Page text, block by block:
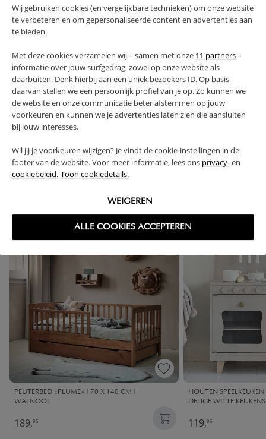
Wij gebruiken cookies (en vergelijkbare technieken) om onze website
te verbeteren en om gepersonaliseerde content en advertenties aan
te bieden.
Met deze cookies verzamelen wij – samen met onze 11 partners–
informatie over jouw surfgedrag, zowel op onze website als
daarbuiten. Denk hierbij aan een uniek bezoekers ID. Op basis
daarvan stellen we een persoonlijk profiel van je op. Zo kunnen we
de website en onze communicatie beter afstemmen op jouw
voorkeuren en kunnen we je advertenties laten zien die aansluiten
bij jouw interesses.
Wil jij je voorkeuren wijzigen? Je vindt de cookie-instellingen in de
footer van de website. Voor meer informatie, lees ons privacy-en
cookiebeleid. Toon cookiedetails.
WEIGEREN
ALLE COOKIES ACCEPTEREN
PLUS- EN MINPUNTEN
FAQ
RETOUREN
High-contrast mode
VAAK SAMEN GEKOCHT
PEUTERBED «PLUME» | 70 X 140 CM |
WALNOOT
189,95
HOUTEN
DELIGE WITTE
119,95